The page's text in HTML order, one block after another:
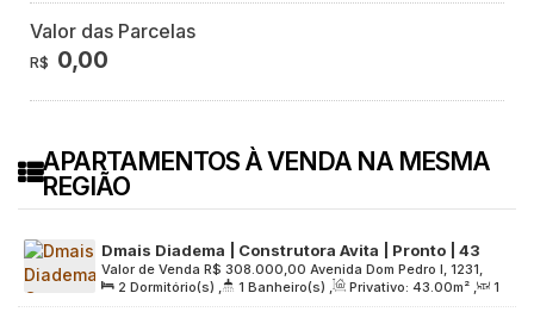
Valor das Parcelas
R$ 0,00
APARTAMENTOS À VENDA NA MESMA
REGIÃO
Dmais Diadema | Construtora Avita | Pronto | 43
metros | 02 dormitórios | varanda | 01 vaga
R$ 308.000,00
Valor de Venda
Avenida Dom Pedro I, 1231,
Zona Sul, 09991-000, Conceição, Diadema, São Paulo, Brasil
2 Dormitório(s) , 1 Banheiro(s) , Privativo: 43.00m² ,
1
Sala(s) , 1 Vaga(s) , Útil: 43.00m² , Terreno: 2500.00m²